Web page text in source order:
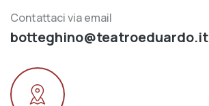
Contattaci via email
botteghino@teatroeduardo.it